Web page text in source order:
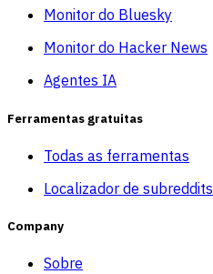
Monitor do Bluesky
Monitor do Hacker News
Agentes IA
Ferramentas gratuitas
Todas as ferramentas
Localizador de subreddits
Company
Sobre